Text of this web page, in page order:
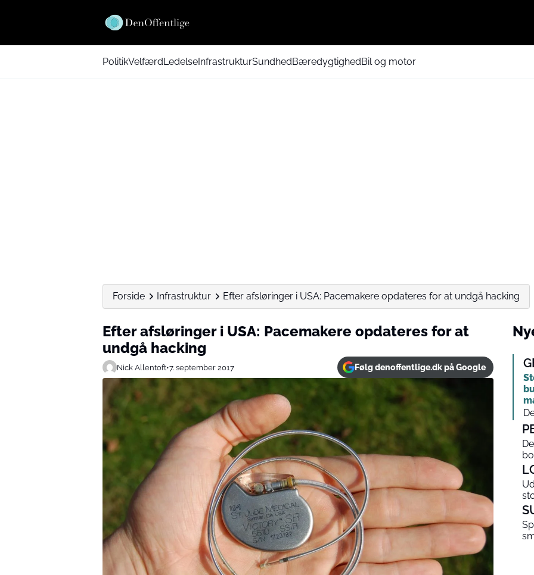
PolitikVelfærdLedelseInfrastrukturSundhedBæredygtighedBil og motor
Forside Infrastruktur Efter afsløringer i USA: Pacemakere opdateres for at undgå hacking
Efter afsløringer i USA: Pacemakere opdateres for at
undgå hacking
Nick Allentoft•7. september 2017 Følg denoffentlige.dk på Google